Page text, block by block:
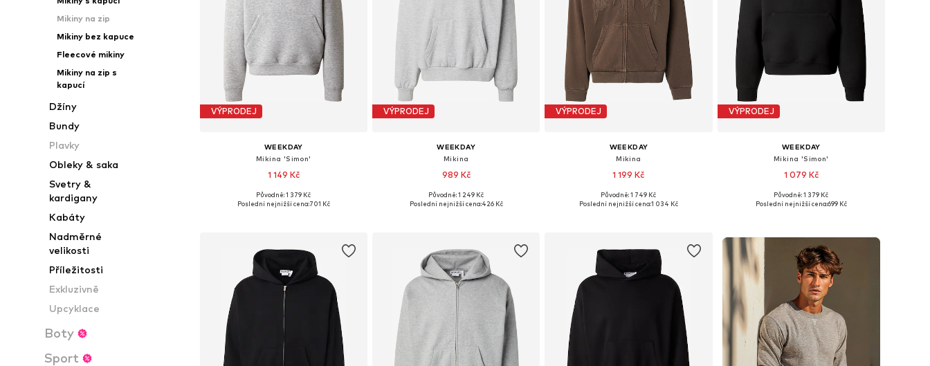
Mikiny na zip
Mikiny bez kapuce
Fleecové mikiny
Mikiny na zip s
kapucí
Džíny
Bundy
Plavky
Obleky & saka
Svetry &
kardigany
Kabáty
Nadměrné
velikosti
Příležitosti
Exkluzivně
Upcyklace
Boty
Sport
VÝPRODEJ
WEEKDAY
Mikina 'Simon'
1 149 Kč
Dostupné velikosti: M, L, XL
Původně: 1 379 Kč
Poslední nejnižší cena:701 Kč
VÝPRODEJ
WEEKDAY
Mikina
989 Kč
Dostupné velikosti: XS, S, M, L, XL
Původně: 1 249 Kč
Poslední nejnižší cena:426 Kč
VÝPRODEJ
WEEKDAY
Mikina
1 199 Kč
Dostupné velikosti: XS, S, M, L, XL
Původně: 1 749 Kč
Poslední nejnižší cena:1 034 Kč
VÝPRODEJ
WEEKDAY
Mikina 'Simon'
1 079 Kč
Dostupné velikosti: XS, S, M, L, XL
Původně: 1 379 Kč
Poslední nejnižší cena:699 Kč